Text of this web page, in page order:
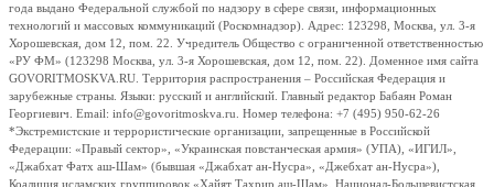
года выдано Федеральной службой по надзору в сфере связи, информационных
технологий и массовых коммуникаций (Роскомнадзор). Адрес: 123298, Москва, ул. 3-я
Хорошевская, дом 12, пом. 22. Учредитель Общество с ограниченной ответственностью
«РУ ФМ» (123298 Москва, ул. 3-я Хорошевская, дом 12, пом. 22). Доменное имя сайта
GOVORITMOSKVA.RU. Территория распространения – Российская Федерация и
зарубежные страны. Языки: русский и английский. Главный редактор Бабаян Роман
Георгиевич. Email: info@govoritmoskva.ru. Номер телефона: +7 (495) 950-62-26
*Экстремистские и террористические организации, запрещенные в Российской
Федерации: «Правый сектор», «Украинская повстанческая армия» (УПА), «ИГИЛ»,
«Джабхат Фатх аш-Шам» (бывшая «Джабхат ан-Нусра», «Джебхат ан-Нусра»),
Коалиция исламских группировок «Хайят Тахрир аш-Шам», Национал-Большевистская